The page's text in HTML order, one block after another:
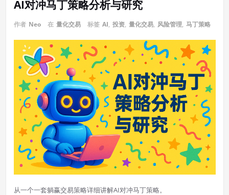
AI对冲马丁策略分析与研究
作者 Neo 在 量化交易 标签 AI, 投资, 量化交易, 风险管理, 马丁策略
从一个一套躺赢交易策略详细讲解AI对冲马丁策略。